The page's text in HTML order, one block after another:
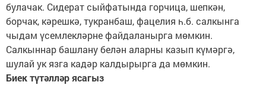
булачак. Сидерат сыйфатында горчица, шепкән,
борчак, кәрешкә, тукранбаш, фацелия һ.б. салкынга
чыдам үсемлекләрне файдаланырга мөмкин.
Салкыннар башлану белән аларны казып күмәргә,
шулай ук язга кадәр калдырырга да мөмкин.
Биек түтәлләр ясагыз